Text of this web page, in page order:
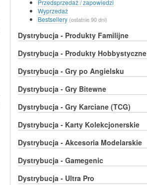
Przedsprzedaż / zapowiedzi
Wyprzedaż
Bestsellery (ostatnie 90 dni)
Dystrybucja - Produkty Familijne
Dystrybucja - Produkty Hobbystyczne
Dystrybucja - Gry po Angielsku
Dystrybucja - Gry Bitewne
Dystrybucja - Gry Karciane (TCG)
Dystrybucja - Karty Kolekcjonerskie
Dystrybucja - Akcesoria Modelarskie
Dystrybucja - Gamegenic
Dystrybucja - Ultra Pro